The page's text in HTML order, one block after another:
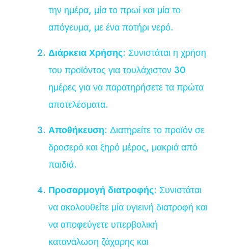
την ημέρα, μία το πρωί και μία το
απόγευμα, με ένα ποτήρι νερό.
Διάρκεια Χρήσης: Συνιστάται η χρήση
του προϊόντος για τουλάχιστον 30
ημέρες για να παρατηρήσετε τα πρώτα
αποτελέσματα.
Αποθήκευση: Διατηρείτε το προϊόν σε
δροσερό και ξηρό μέρος, μακριά από
παιδιά.
Προσαρμογή διατροφής: Συνιστάται
να ακολουθείτε μία υγιεινή διατροφή και
να αποφεύγετε υπερβολική
κατανάλωση ζάχαρης και